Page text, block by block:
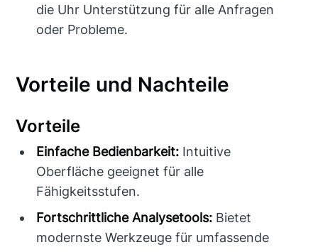
die Uhr Unterstützung für alle Anfragen
oder Probleme.
Vorteile und Nachteile
Vorteile
Einfache Bedienbarkeit: Intuitive
Oberfläche geeignet für alle
Fähigkeitsstufen.
Fortschrittliche Analysetools: Bietet
modernste Werkzeuge für umfassende